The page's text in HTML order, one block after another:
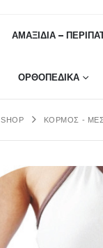
ΑΜΑΞΙΔΙΑ –
ΟΡΘΟΠΕΔΙΚΆ
SHOP ΚΟΡΜΟΣ -